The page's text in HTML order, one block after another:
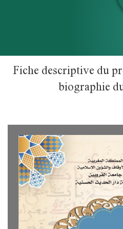
Fiche descriptive du
biographie